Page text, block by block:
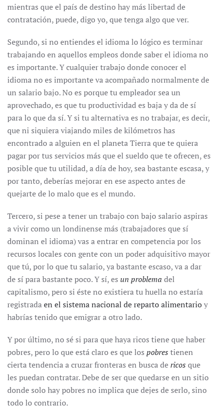
mientras que el país de destino hay más libertad de
contratación, puede, digo yo, que tenga algo que ver.
Segundo, si no entiendes el idioma lo lógico es terminar
trabajando en aquellos empleos donde saber el idioma no
es importante. Y cualquier trabajo donde conocer el
idioma no es importante va acompañado normalmente de
un salario bajo. No es porque tu empleador sea un
aprovechado, es que tu productividad es baja y da de sí
para lo que da sí. Y si tu alternativa es no trabajar, es decir,
que ni siquiera viajando miles de kilómetros has
encontrado a alguien en el planeta Tierra que te quiera
pagar por tus servicios más que el sueldo que te ofrecen, es
posible que tu utilidad, a día de hoy, sea bastante escasa, y
por tanto, deberías mejorar en ese aspecto antes de
quejarte de lo malo que es el mundo.
Tercero, si pese a tener un trabajo con bajo salario aspiras
a vivir como un londinense más (trabajadores que sí
dominan el idioma) vas a entrar en competencia por los
recursos locales con gente con un poder adquisitivo mayor
que tú, por lo que tu salario, ya bastante escaso, va a dar
de sí para bastante poco. Y sí, es un problema del
capitalismo, pero si éste no existiera tu huella no estaría
registradaen el sistema nacional de reparto alimentarioy
habrías tenido que emigrar a otro lado.
Y por último, no sé si para que haya ricos tiene que haber
pobres, pero lo que está claro es que los pobres tienen
cierta tendencia a cruzar fronteras en busca dericos que
les puedan contratar. Debe de ser que quedarse en un sitio
donde solo hay pobres no implica que dejes de serlo, sino
todo lo contrario.